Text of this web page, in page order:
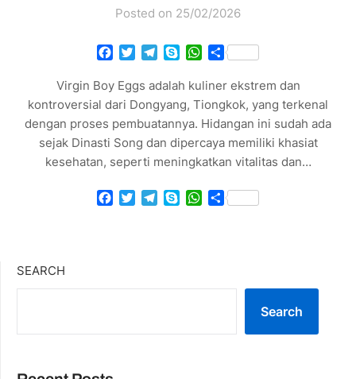
Posted on 25/02/2026
Facebook
TwitterTelegram
SkypeWhatsApp
Share
Virgin Boy Eggs adalah kuliner ekstrem dan
kontroversial dari Dongyang, Tiongkok, yang terkenal
dengan proses pembuatannya. Hidangan ini sudah ada
sejak Dinasti Song dan dipercaya memiliki khasiat
kesehatan, seperti meningkatkan vitalitas dan…
Facebook
TwitterTelegram
SkypeWhatsApp
Share
SEARCH
Search